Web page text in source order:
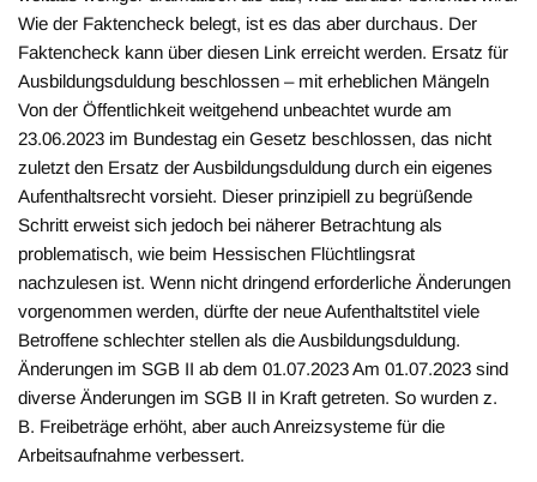
Wie der Faktencheck belegt, ist es das aber durchaus. Der
Faktencheck kann über diesen Link erreicht werden. Ersatz für
Ausbildungsduldung beschlossen – mit erheblichen Mängeln
Von der Öffentlichkeit weitgehend unbeachtet wurde am
23.06.2023 im Bundestag ein Gesetz beschlossen, das nicht
zuletzt den Ersatz der Ausbildungsduldung durch ein eigenes
Aufenthaltsrecht vorsieht. Dieser prinzipiell zu begrüßende
Schritt erweist sich jedoch bei näherer Betrachtung als
problematisch, wie beim Hessischen Flüchtlingsrat
nachzulesen ist. Wenn nicht dringend erforderliche Änderungen
vorgenommen werden, dürfte der neue Aufenthaltstitel viele
Betroffene schlechter stellen als die Ausbildungsduldung.
Änderungen im SGB II ab dem 01.07.2023 Am 01.07.2023 sind
diverse Änderungen im SGB II in Kraft getreten. So wurden z.
B. Freibeträge erhöht, aber auch Anreizsysteme für die
Arbeitsaufnahme verbessert.